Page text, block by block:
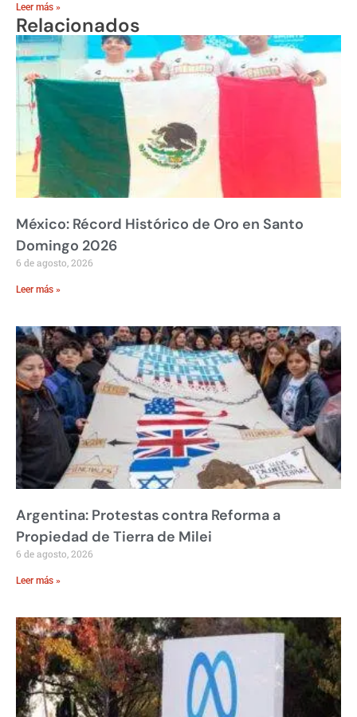
Leer más »
Relacionados
México: Récord Histórico de Oro en Santo
Domingo 2026
6 de agosto, 2026
Leer más »
Argentina: Protestas contra Reforma a
Propiedad de Tierra de Milei
6 de agosto, 2026
Leer más »